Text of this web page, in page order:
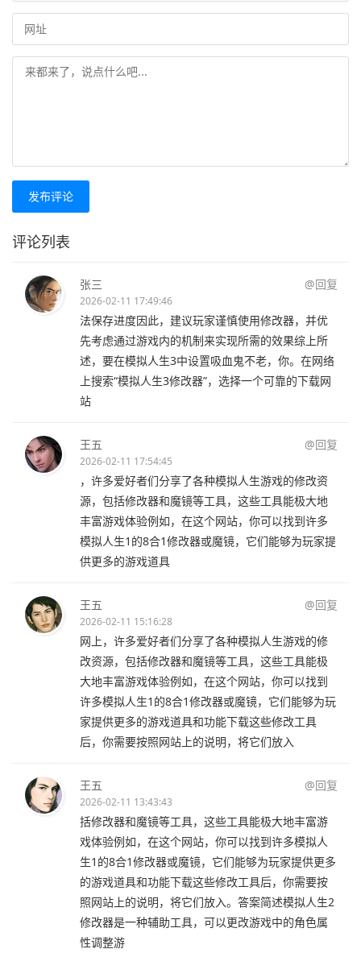
发布评论
评论列表
张三 @回复
2026-02-11 17:49:46
法保存进度因此，建议玩家谨慎使用修改器，并优
先考虑通过游戏内的机制来实现所需的效果综上所
述，要在模拟人生3中设置吸血鬼不老，你。在网络
上搜索“模拟人生3修改器”，选择一个可靠的下载网
站
王五 @回复
2026-02-11 17:54:45
，许多爱好者们分享了各种模拟人生游戏的修改资
源，包括修改器和魔镜等工具，这些工具能极大地
丰富游戏体验例如，在这个网站，你可以找到许多
模拟人生1的8合1修改器或魔镜，它们能够为玩家提
供更多的游戏道具
王五 @回复
2026-02-11 15:16:28
网上，许多爱好者们分享了各种模拟人生游戏的修
改资源，包括修改器和魔镜等工具，这些工具能极
大地丰富游戏体验例如，在这个网站，你可以找到
许多模拟人生1的8合1修改器或魔镜，它们能够为玩
家提供更多的游戏道具和功能下载这些修改工具
后，你需要按照网站上的说明，将它们放入
王五 @回复
2026-02-11 13:43:43
括修改器和魔镜等工具，这些工具能极大地丰富游
戏体验例如，在这个网站，你可以找到许多模拟人
生1的8合1修改器或魔镜，它们能够为玩家提供更多
的游戏道具和功能下载这些修改工具后，你需要按
照网站上的说明，将它们放入。答案简述模拟人生2
修改器是一种辅助工具，可以更改游戏中的角色属
性调整游